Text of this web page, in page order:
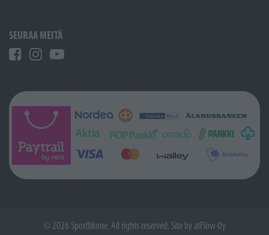
SEURAA MEITÄ
© 2026 Sporttikone. All rights reserved. Site by atFlow Oy